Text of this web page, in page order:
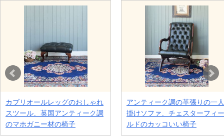
カブリオールレッグのおしゃれ
スツール、英国アンティーク調
のマホガニー材の椅子
アンティーク調の革張りの一人
掛けソファ、チェスターフィー
ルドのカッコいい椅子